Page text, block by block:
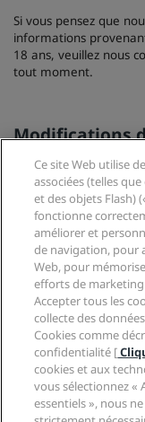
Si vous pensez que
informations
18 ans, veuillez nous
tout moment.
Modifications
Nous pouvons mettre
à autre. Nous vous
en publiant ces
d'autres canaux de
généralement avec
modifications
considérées comme
publication sur ce site
L'Avis de
septembre 2024.
Ce site Web utilise
associées (telles
et des objets Flash)
fonctionne
améliorer et
de navigation, pour
Web, pour
efforts de
Accepter tous les
collecte des
Cookies comme
confidentialité [
cookies et aux
vous sélectionnez «
essentiels », nous